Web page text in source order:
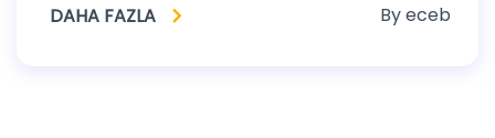
DAHA FAZLA Byeceb